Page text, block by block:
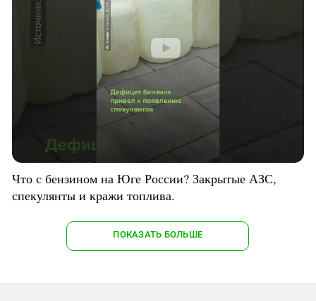
Что с бензином на Юге России? Закрытые АЗС,
спекулянты и кражи топлива.
ПОКАЗАТЬ БОЛЬШЕ